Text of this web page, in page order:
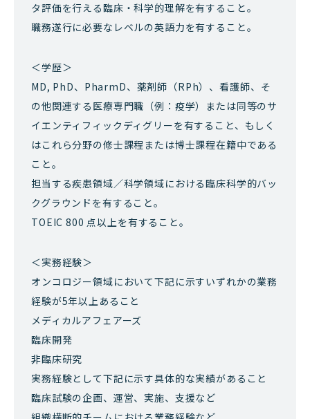
タ評価を行える臨床・科学的理解を有すること。
職務遂行に必要なレベルの英語力を有すること。
＜学歴＞
MD, PhD、PharmD、薬剤師（RPh）、看護師、そ
の他関連する医療専門職（例：疫学）または同等のサ
イエンティフィックディグリーを有すること、もしく
はこれら分野の修士課程または博士課程在籍中である
こと。
担当する疾患領域／科学領域における臨床科学的バッ
クグラウンドを有すること。
TOEIC 800 点以上を有すること。
＜実務経験＞
オンコロジー領域において下記に示すいずれかの業務
経験が5年以上あること
メディカルアフェアーズ
臨床開発
非臨床研究
実務経験として下記に示す具体的な実績があること
臨床試験の企画、運営、実施、支援など